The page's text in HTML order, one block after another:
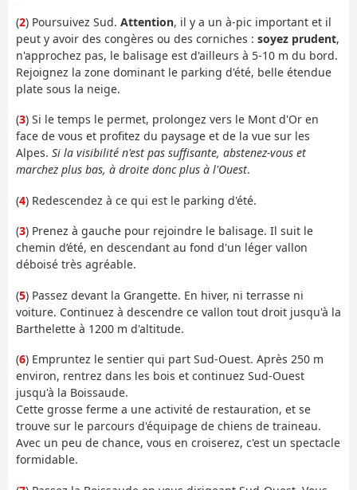
(2) Poursuivez Sud. Attention, il y a un à-pic important et il
peut y avoir des congères ou des corniches : soyez prudent,
n'approchez pas, le balisage est d'ailleurs à 5-10 m du bord.
Rejoignez la zone dominant le parking d'été, belle étendue
plate sous la neige.
(3) Si le temps le permet, prolongez vers le Mont d'Or en
face de vous et profitez du paysage et de la vue sur les
Alpes. Si la visibilité n'est pas suffisante, abstenez-vous et
marchez plus bas, à droite donc plus à l'Ouest.
(4) Redescendez à ce qui est le parking d'été.
(3) Prenez à gauche pour rejoindre le balisage. Il suit le
chemin d’été, en descendant au fond d'un léger vallon
déboisé très agréable.
(5) Passez devant la Grangette. En hiver, ni terrasse ni
voiture. Continuez à descendre ce vallon tout droit jusqu'à la
Barthelette à 1200 m d'altitude.
(6) Empruntez le sentier qui part Sud-Ouest. Après 250 m
environ, rentrez dans les bois et continuez Sud-Ouest
jusqu'à la Boissaude.
Cette grosse ferme a une activité de restauration, et se
trouve sur le parcours d'équipage de chiens de traineau.
Avec un peu de chance, vous en croiserez, c'est un spectacle
formidable.